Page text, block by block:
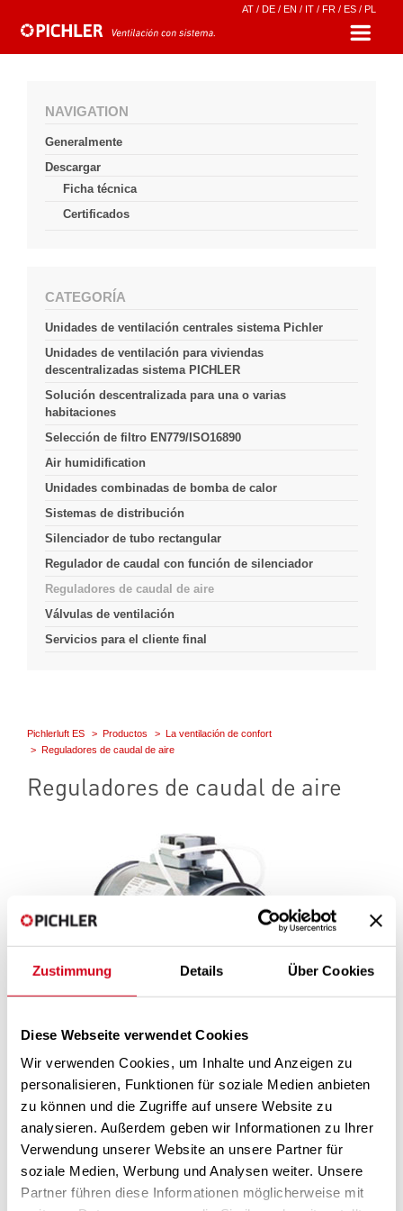
Zustimmung Details Über Cookies
Diese Webseite verwendet Cookies
Wir verwenden Cookies, um Inhalte und Anzeigen zu
personalisieren, Funktionen für soziale Medien anbieten
zu können und die Zugriffe auf unsere Website zu
analysieren. Außerdem geben wir Informationen zu Ihrer
Verwendung unserer Website an unsere Partner für
soziale Medien, Werbung und Analysen weiter. Unsere
Partner führen diese Informationen möglicherweise mit
AT / DE / EN / IT / FR / ES / PL
NAVIGATION
Generalmente
Descargar
Ficha técnica
Certificados
CATEGORÍA
Unidades de ventilación centrales sistema Pichler
Unidades de ventilación para viviendas
descentralizadas sistema PICHLER
Solución descentralizada para una o varias
habitaciones
Selección de filtro EN779/ISO16890
Air humidification
Unidades combinadas de bomba de calor
Sistemas de distribución
Silenciador de tubo rectangular
Regulador de caudal con función de silenciador
Reguladores de caudal de aire
Válvulas de ventilación
Servicios para el cliente final
Pichlerluft ES Productos
La ventilación de confort
Reguladores de caudal de aire
Reguladores de caudal de aire
Descripción del producto: reguladores de
caudal variables PVRS
Los sistemas de caudal variable pueden utilizarse para cumplir los
requisitos de un funcionamiento económico y eficiente desde el
punto de vista energético, en particular mediante el nuevo tipo de
regulación de ventiladores según la demanda a través de la
posición de la compuerta del VAV y junto con los accionamientos
de la generación del sistema MP-Bus.
Cada zona, cada habitación de una vivienda recibe exactamente la
tasa de caudal de aire necesaria para cumplir con los criterios